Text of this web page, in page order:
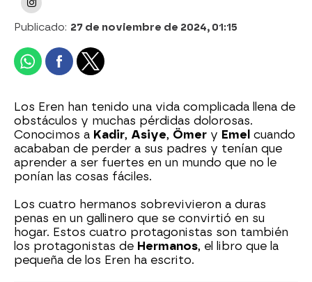
Publicado: 27 de noviembre de 2024, 01:15
Los Eren han tenido una vida complicada llena de
obstáculos y muchas pérdidas dolorosas.
Conocimos a Kadir, Asiye, Ömer y Emel cuando
acababan de perder a sus padres y tenían que
aprender a ser fuertes en un mundo que no le
ponían las cosas fáciles.
Los cuatro hermanos sobrevivieron a duras
penas en un gallinero que se convirtió en su
hogar. Estos cuatro protagonistas son también
los protagonistas de Hermanos, el libro que la
pequeña de los Eren ha escrito.